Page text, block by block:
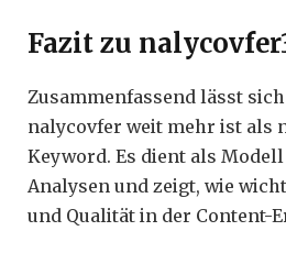
Fazit zu
Zusammenfassend lässt sich
nalycovfer weit mehr ist als
Keyword. Es dient als
Analysen und zeigt, wie
und Qualität in der Content-